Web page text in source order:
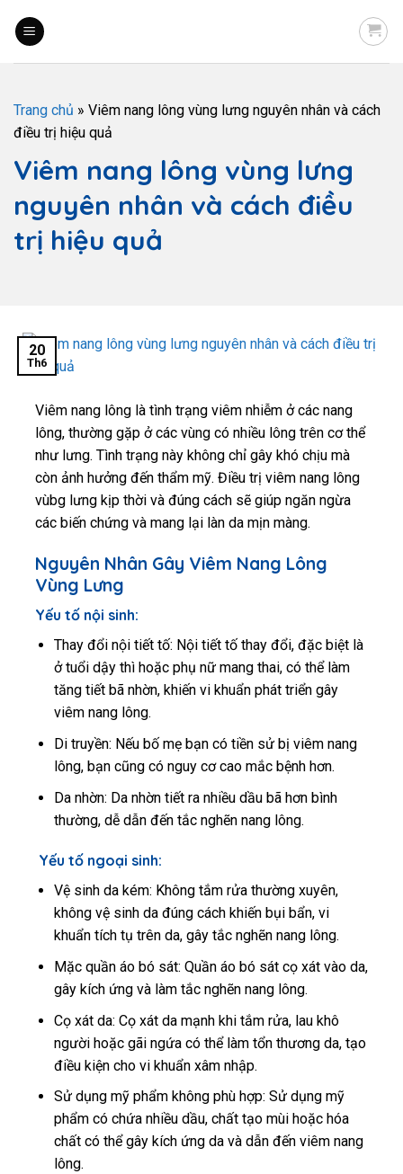
Trang chủ » Viêm nang lông vùng lưng nguyên nhân và cách
điều trị hiệu quả
Viêm nang lông vùng lưng
nguyên nhân và cách điều
trị hiệu quả
20
Th6
Viêm nang lông là tình trạng viêm nhiễm ở các nang
lông, thường gặp ở các vùng có nhiều lông trên cơ thể
như lưng. Tình trạng này không chỉ gây khó chịu mà
còn ảnh hưởng đến thẩm mỹ. Điều trị viêm nang lông
vùbg lưng kịp thời và đúng cách sẽ giúp ngăn ngừa
các biến chứng và mang lại làn da mịn màng.
Nguyên Nhân Gây Viêm Nang Lông
Vùng Lưng
Yếu tố nội sinh:
Thay đổi nội tiết tố: Nội tiết tố thay đổi, đặc biệt là
ở tuổi dậy thì hoặc phụ nữ mang thai, có thể làm
tăng tiết bã nhờn, khiến vi khuẩn phát triển gây
viêm nang lông.
Di truyền: Nếu bố mẹ bạn có tiền sử bị viêm nang
lông, bạn cũng có nguy cơ cao mắc bệnh hơn.
Da nhờn: Da nhờn tiết ra nhiều dầu bã hơn bình
thường, dễ dẫn đến tắc nghẽn nang lông.
Yếu tố ngoại sinh:
Vệ sinh da kém: Không tắm rửa thường xuyên,
không vệ sinh da đúng cách khiến bụi bẩn, vi
khuẩn tích tụ trên da, gây tắc nghẽn nang lông.
Mặc quần áo bó sát: Quần áo bó sát cọ xát vào da,
gây kích ứng và làm tắc nghẽn nang lông.
Cọ xát da: Cọ xát da mạnh khi tắm rửa, lau khô
người hoặc gãi ngứa có thể làm tổn thương da, tạo
điều kiện cho vi khuẩn xâm nhập.
Sử dụng mỹ phẩm không phù hợp: Sử dụng mỹ
phẩm có chứa nhiều dầu, chất tạo mùi hoặc hóa
chất có thể gây kích ứng da và dẫn đến viêm nang
lông.